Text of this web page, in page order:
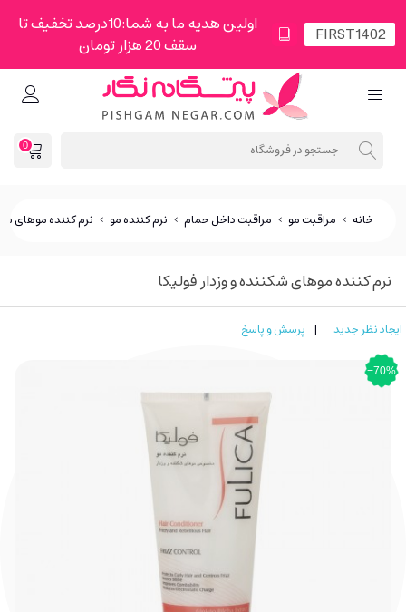
اولین هدیه ما به شما:10درصد تخفیف تا
سقف 20 هزار تومان
0
خانه > مراقبت مو > مراقبت داخل حمام > نرم کننده مو > نرم کننده موهای
نرم کننده موهای شکننده و وزدار فولیکا
ایجاد نظر جدید | پرسش و پاسخ
‎−70%